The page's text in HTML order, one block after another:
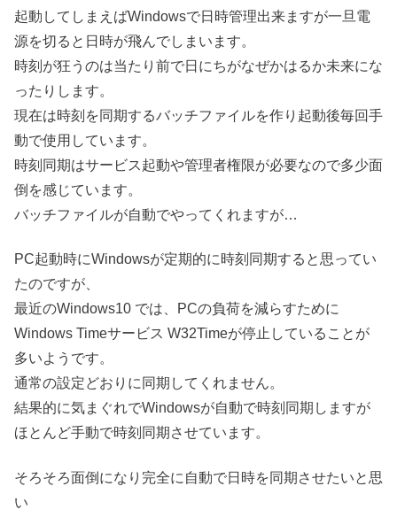
起動してしまえばWindowsで日時管理出来ますが一旦電
源を切ると日時が飛んでしまいます。
時刻が狂うのは当たり前で日にちがなぜかはるか未来にな
ったりします。
現在は時刻を同期するバッチファイルを作り起動後毎回手
動で使用しています。
時刻同期はサービス起動や管理者権限が必要なので多少面
倒を感じています。
バッチファイルが自動でやってくれますが…
PC起動時にWindowsが定期的に時刻同期すると思ってい
たのですが、
最近のWindows10 では、PCの負荷を減らすために
Windows Timeサービス W32Timeが停止していることが
多いようです。
通常の設定どおりに同期してくれません。
結果的に気まぐれでWindowsが自動で時刻同期しますが
ほとんど手動で時刻同期させています。
そろそろ面倒になり完全に自動で日時を同期させたいと思
い